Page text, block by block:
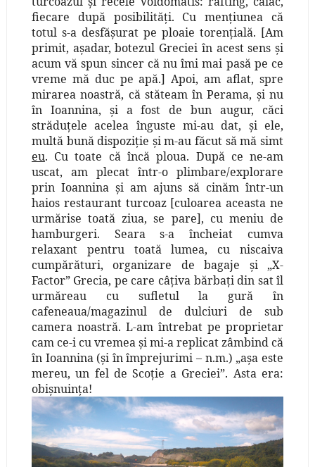
fiecare după posibilităţi. Cu menţiunea că
totul s-a desfăşurat pe ploaie torenţială. [Am
primit, aşadar, botezul Greciei în acest sens şi
acum vă spun sincer că nu îmi mai pasă pe ce
vreme mă duc pe apă.] Apoi, am aflat, spre
mirarea noastră, că stăteam în Perama, şi nu
în Ioannina, şi a fost de bun augur, căci
străduţele acelea înguste mi-au dat, şi ele,
multă bună dispoziţie şi m-au făcut să mă simt
eu. Cu toate că încă ploua. După ce ne-am
uscat, am plecat într-o plimbare/explorare
prin Ioannina şi am ajuns să cinăm într-un
haios restaurant turcoaz [culoarea aceasta ne
urmărise toată ziua, se pare], cu meniu de
hamburgeri. Seara s-a încheiat cumva
relaxant pentru toată lumea, cu niscaiva
cumpărături, organizare de bagaje şi „X-
Factor” Grecia, pe care câţiva bărbaţi din sat îl
urmăreau cu sufletul la gură în
cafeneaua/magazinul de dulciuri de sub
camera noastră. L-am întrebat pe proprietar
cam ce-i cu vremea şi mi-a replicat zâmbind că
în Ioannina (şi în împrejurimi – n.m.) „aşa este
mereu, un fel de Scoţie a Greciei”. Asta era:
obişnuinţa!